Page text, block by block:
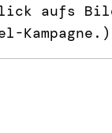
aufs
Kampagne.)